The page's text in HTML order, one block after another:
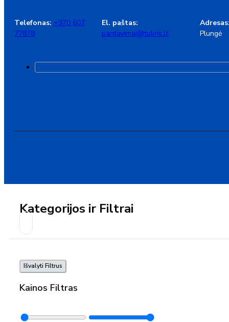
Telefonas: +370 607
77878
El. paštas:
pardavimai@tokris.lt
Plungė
Kategorijos ir Filtrai
Išvalyti Filtrus
Kainos Filtras